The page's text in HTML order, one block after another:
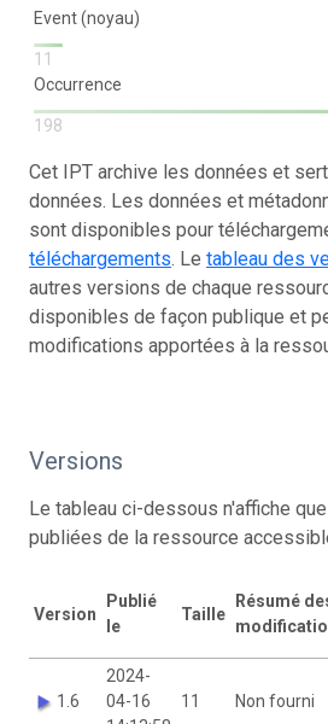
Event (noyau)
11
Occurrence
198
Cet IPT archive les données et
données. Les données et
sont disponibles pour
téléchargements. Le tableau des
autres versions de chaque
disponibles de façon publique et
modifications apportées à la
Versions
Le tableau ci-dessous n'affiche
publiées de la ressource
Version
Publié
le
Taille
Résumé
1.6
2024-
04-16
11 Non fourni